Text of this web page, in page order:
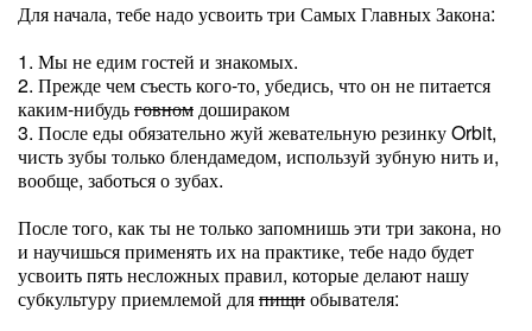
Для начала, тебе надо усвоить три Самых Главных Закона:
1. Мы не едим гостей и знакомых.
2. Прежде чем съесть кого-то, убедись, что он не питается
каким-нибудьговномдошираком
3. После еды обязательно жуй жевательную резинку Orbit,
чисть зубы только блендамедом, используй зубную нить и,
вообще, заботься о зубах.
После того, как ты не только запомнишь эти три закона, но
и научишься применять их на практике, тебе надо будет
усвоить пять несложных правил, которые делают нашу
субкультуру приемлемой дляпищиобывателя: